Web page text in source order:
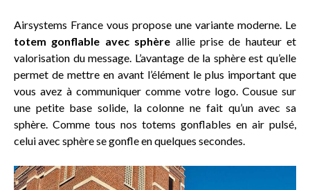
Airsystems France vous propose une variante moderne. Le
totem gonflable avec sphère allie prise de hauteur et
valorisation du message. L’avantage de la sphère est qu’elle
permet de mettre en avant l’élément le plus important que
vous avez à communiquer comme votre logo. Cousue sur
une petite base solide, la colonne ne fait qu’un avec sa
sphère. Comme tous nos totems gonflables en air pulsé,
celui avec sphère se gonfle en quelques secondes.